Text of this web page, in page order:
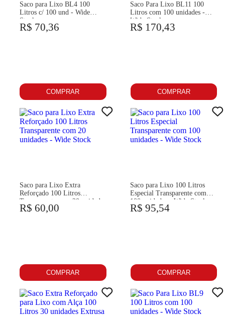
Saco para Lixo BL4 100
Litros c/ 100 und - Wide
Stock
R$ 70,36
COMPRAR
Saco Para Lixo BL11 100
Litros com 100 unidades -
Wide Stock
R$ 170,43
COMPRAR
Saco para Lixo Extra
Reforçado 100 Litros
Transparente com 20 unidades
- Wide Stock
R$ 60,00
COMPRAR
Saco para Lixo 100 Litros
Especial Transparente com
100 unidades - Wide Stock
R$ 95,54
COMPRAR